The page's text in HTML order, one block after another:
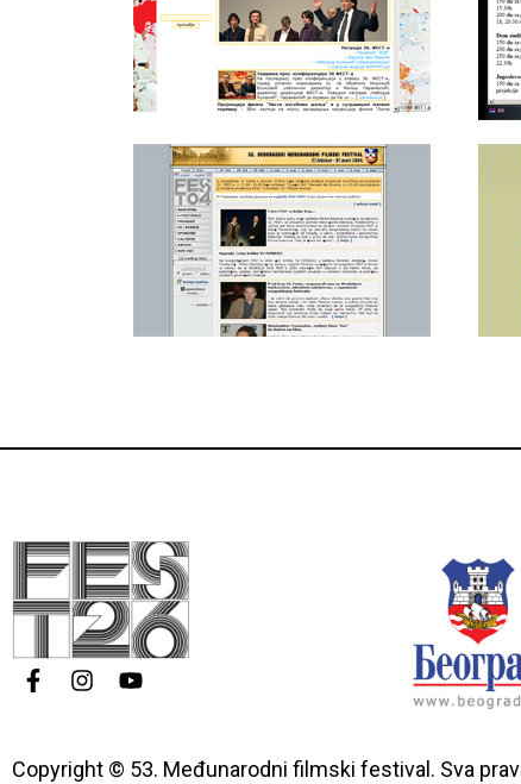
Copyright © 53. Međunarodni filmski festival. Sva